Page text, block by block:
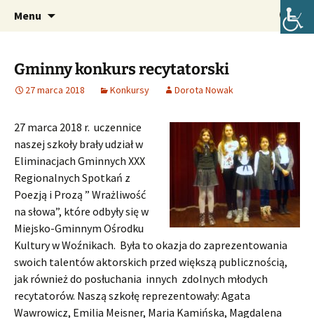
Szkoła Podstawowa im. Józefa
Lompy w Lubszy
Oficjalna strona internetowa szkoły.
Menu Szukaj:
Gminny konkurs recytatorski
27 marca 2018 Konkursy Dorota Nowak
27 marca 2018 r. uczennice
naszej szkoły brały udział w
Eliminacjach Gminnych XXX
Regionalnych Spotkań z
Poezją i Prozą ” Wrażliwość
na słowa”, które odbyły się w
Miejsko-Gminnym Ośrodku
Kultury w Woźnikach. Była to okazja do zaprezentowania
swoich talentów aktorskich przed większą publicznością,
jak również do posłuchania innych zdolnych młodych
recytatorów. Naszą szkołę reprezentowały: Agata
Wawrowicz, Emilia Meisner, Maria Kamińska, Magdalena